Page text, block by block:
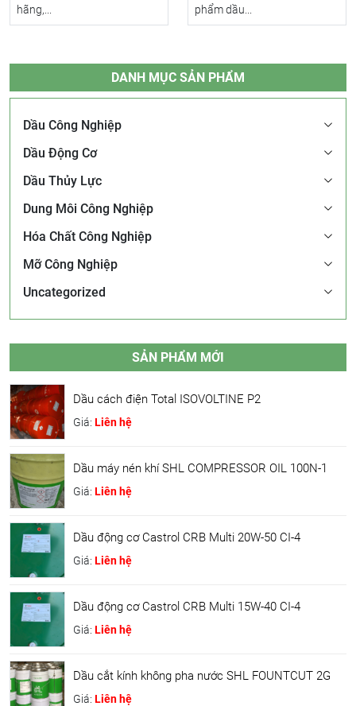
hãng,...
phẩm dầu...
DANH MỤC SẢN PHẨM
Dầu Công Nghiệp
Dầu Động Cơ
Dầu Thủy Lực
Dung Môi Công Nghiệp
Hóa Chất Công Nghiệp
Mỡ Công Nghiệp
Uncategorized
SẢN PHẨM MỚI
Dầu cách điện Total ISOVOLTINE P2
Giá: Liên hệ
Dầu máy nén khí SHL COMPRESSOR OIL 100N-1
Giá: Liên hệ
Dầu động cơ Castrol CRB Multi 20W-50 CI-4
Giá: Liên hệ
Dầu động cơ Castrol CRB Multi 15W-40 CI-4
Giá: Liên hệ
Dầu cắt kính không pha nước SHL FOUNTCUT 2G
Giá: Liên hệ